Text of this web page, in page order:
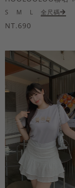
S M L 全尺碼
NT.690